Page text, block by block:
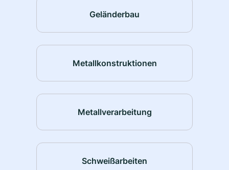
Geländerbau
Metallkonstruktionen
Metallverarbeitung
Schweißarbeiten